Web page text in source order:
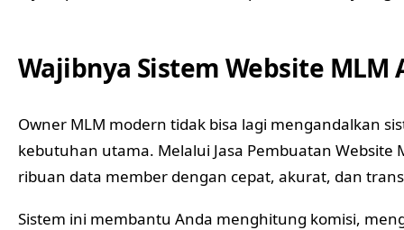
Wajibnya Sistem Website
Owner MLM modern tidak bisa lagi mengandalkan
kebutuhan utama. Melalui Jasa Pembuatan
ribuan data member dengan cepat, akurat, dan
Sistem ini membantu Anda menghitung komisi,